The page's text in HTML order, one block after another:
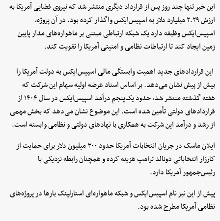
این خبر تنها چند روز پس از قرارداد دیگری منتشر شد که نیروی فضایی آمریکا به
ارزش ۲.۲۹ میلیارد دلار به اسپیس‌ایکس واگذار کرده بود. در آن پروژه،
اسپیس‌ایکس وظیفه دارد یک شبکه ارتباطی مبتنی بر ماهواره‌های مدار پایین
زمین ایجاد کند تا ارتباطات نظامی و امنیتی آمریکا را تقویت کند.
این قراردادهای جدید اهمیت وابستگی مالی اسپیس‌ایکس به دولت آمریکا را
بیش از پیش نشان می‌دهد. بر اساس اسناد عرضه اولیه سهام این شرکت که
هفته گذشته منتشر شد، حدود یک‌پنجم درآمد اسپیس‌ایکس در سال ۱۴۰۴ از
قراردادهای دولتی تأمین شده است. این موضوع نشان می‌دهد که بخش مهمی
از رشد و درآمد این شرکت به همکاری با نهادهای دولتی و نظامی وابسته است.
ایلان ماسک در جریان انتخابات آمریکا حدود ۳۰۰ میلیون دلار برای حمایت از
کارزار انتخاباتی دونالد ترامپ هزینه کرده و همچنان رابطه نزدیکی با
رئیس‌جمهور آمریکا دارد.
پیش از این نیز نام اسپیس‌ایکس و شبکه ماهواره‌ای استارلینک بارها در پروژه‌های
نظامی آمریکا مطرح شده بود.